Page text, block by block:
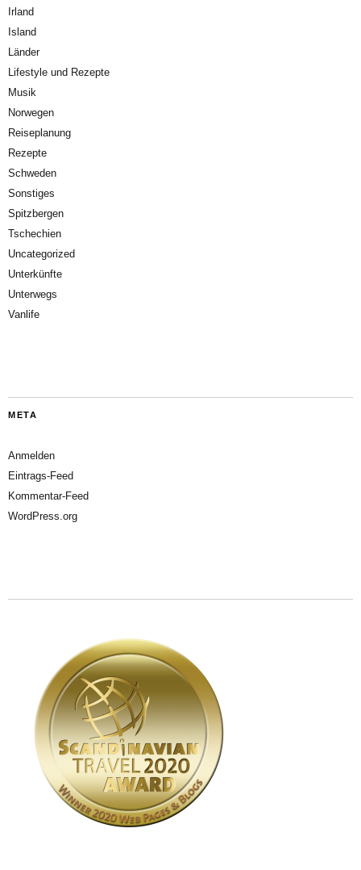
Irland
Island
Länder
Lifestyle und Rezepte
Musik
Norwegen
Reiseplanung
Rezepte
Schweden
Sonstiges
Spitzbergen
Tschechien
Uncategorized
Unterkünfte
Unterwegs
Vanlife
META
Anmelden
Eintrags-Feed
Kommentar-Feed
WordPress.org